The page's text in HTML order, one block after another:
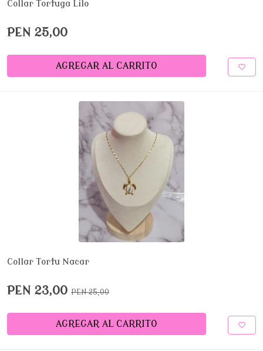
Collar Tortuga Lilo
PEN 25,00
AGREGAR AL CARRITO
Collar Tortu Nacar
PEN 23,00 PEN 25,00
AGREGAR AL CARRITO